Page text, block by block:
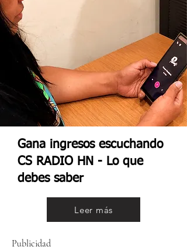
Gana ingresos escuchando
CS RADIO HN - Lo que
debes saber
Leer más
Publicidad